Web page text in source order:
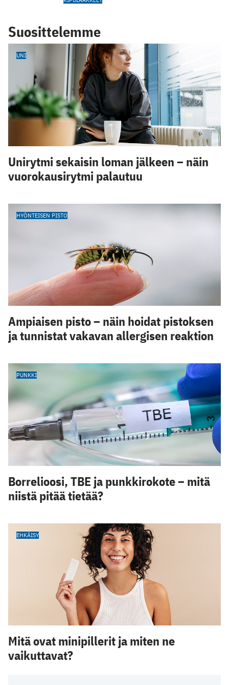
Suosittelemme
UNI
Unirytmi sekaisin loman jälkeen – näin
vuorokausirytmi palautuu
HYÖNTEISEN PISTO
Ampiaisen pisto – näin hoidat pistoksen
ja tunnistat vakavan allergisen reaktion
PUNKKI
Borrelioosi, TBE ja punkkirokote – mitä
niistä pitää tietää?
EHKÄISY
Mitä ovat minipillerit ja miten ne
vaikuttavat?